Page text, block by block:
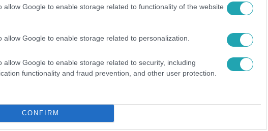
allow Google to enable storage related to functionality of the website
allow Google to enable storage related to personalization.
allow Google to enable storage related to security, including
functionality and fraud prevention, and other user protection.
CONFIRM
vagy a hálószobában. Ezeket az eseményeket nemcsak a
Barna VV Pirosfelé fordult. A két játékos között szintén
a villában. Egy alkalommal a nyugiszobában kapták őket
mindenkinek.